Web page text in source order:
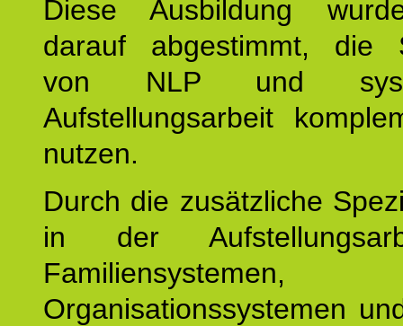
Diese Ausbildung
darauf abgestimmt, die
von NLP und
Aufstellungsarbeit
nutzen.
Durch die zusätzliche
in der
Familiensystemen,
Organisationssystemen